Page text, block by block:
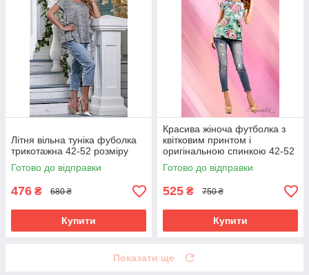
Літня вільна туніка фуболка
трикотажна 42-52 розміру
Готово до відправки
476 ₴ 680 ₴
Купити
Красива жіноча футболка з
квітковим принтом і
оригінальною спинкою 42-52
розміри
Готово до відправки
525 ₴ 750 ₴
Купити
Показати ще